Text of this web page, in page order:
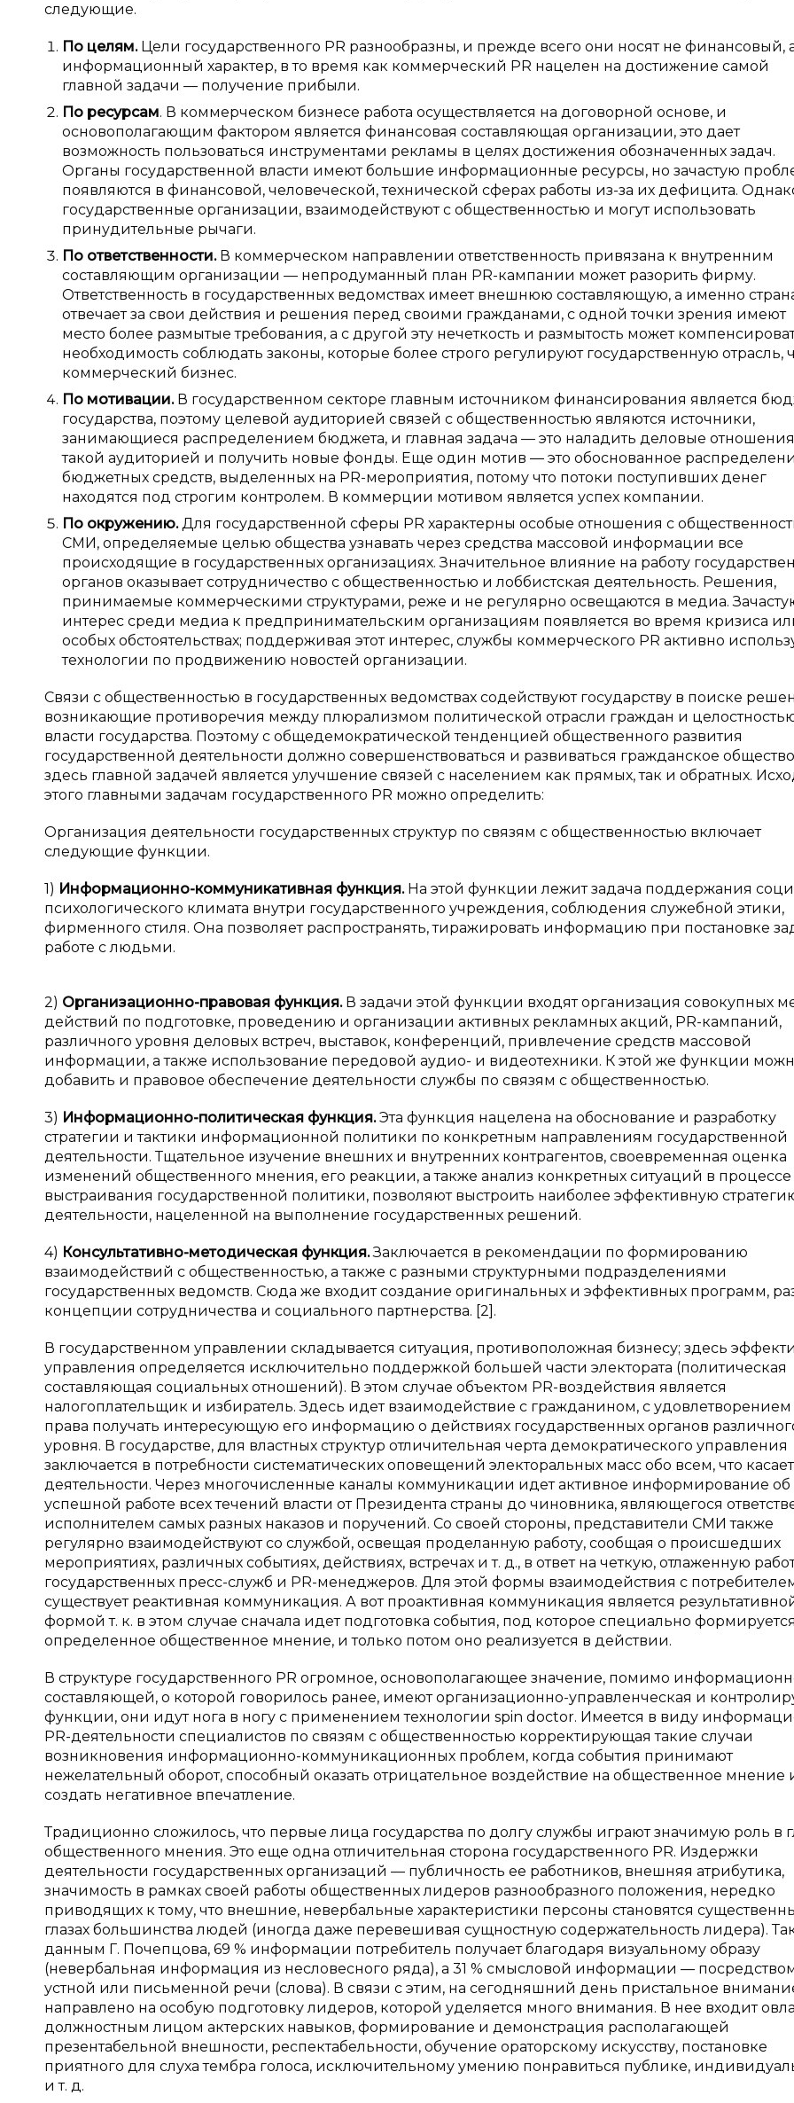
следующие.
По целям.Цели государственного PR разнообразны, и прежде всего они носят не финансовый,
информационный характер, в то время как коммерческий PR нацелен на достижение самой
главной задачи — получение прибыли.
По ресурсам. В коммерческом бизнесе работа осуществляется на договорной основе, и
основополагающим фактором является финансовая составляющая организации, это дает
возможность пользоваться инструментами рекламы в целях достижения обозначенных задач.
Органы государственной власти имеют большие информационные ресурсы, но зачастую
появляются в финансовой, человеческой, технической сферах работы из-за их дефицита.
государственные организации, взаимодействуют с общественностью и могут использовать
принудительные рычаги.
По ответственности.В коммерческом направлении ответственность привязана к внутренним
составляющим организации — непродуманный план PR-кампании может разорить фирму.
Ответственность в государственных ведомствах имеет внешнюю составляющую, а именно
отвечает за свои действия и решения перед своими гражданами, с одной точки зрения имеют
место более размытые требования, а с другой эту нечеткость и размытость может
необходимость соблюдать законы, которые более строго регулируют государственную отрасль,
коммерческий бизнес.
По мотивации.В государственном секторе главным источником финансирования является
государства, поэтому целевой аудиторией связей с общественностью являются источники,
занимающиеся распределением бюджета, и главная задача — это наладить деловые
такой аудиторией и получить новые фонды. Еще один мотив — это обоснованное
бюджетных средств, выделенных на PR-мероприятия, потому что потоки поступивших денег
находятся под строгим контролем. В коммерции мотивом является успех компании.
По окружению.Для государственной сферы PR характерны особые отношения с
СМИ, определяемые целью общества узнавать через средства массовой информации все
происходящие в государственных организациях. Значительное влияние на работу
органов оказывает сотрудничество с общественностью и лоббистская деятельность. Решения,
принимаемые коммерческими структурами, реже и не регулярно освещаются в медиа.
интерес среди медиа к предпринимательским организациям появляется во время кризиса
особых обстоятельствах; поддерживая этот интерес, службы коммерческого PR активно
технологии по продвижению новостей организации.
Связи с общественностью в государственных ведомствах содействуют государству в поиске
возникающие противоречия между плюрализмом политической отрасли граждан и
власти государства. Поэтому с общедемократической тенденцией общественного развития
государственной деятельности должно совершенствоваться и развиваться гражданское
здесь главной задачей является улучшение связей с населением как прямых, так и обратных.
этого главными задачам государственного PR можно определить:
Организация деятельности государственных структур по связям с общественностью включает
следующие функции.
1) Информационно-коммуникативная функция.На этой функции лежит задача поддержания
психологического климата внутри государственного учреждения, соблюдения служебной этики,
фирменного стиля. Она позволяет распространять, тиражировать информацию при постановке
работе с людьми.
2) Организационно-правовая функция.В задачи этой функции входят организация совокупных
действий по подготовке, проведению и организации активных рекламных акций, PR-кампаний,
различного уровня деловых встреч, выставок, конференций, привлечение средств массовой
информации, а также использование передовой аудио- и видеотехники. К этой же функции
добавить и правовое обеспечение деятельности службы по связям с общественностью.
3) Информационно-политическая функция.Эта функция нацелена на обоснование и разработку
стратегии и тактики информационной политики по конкретным направлениям государственной
деятельности. Тщательное изучение внешних и внутренних контрагентов, своевременная оценка
изменений общественного мнения, его реакции, а также анализ конкретных ситуаций в процессе
выстраивания государственной политики, позволяют выстроить наиболее эффективную
деятельности, нацеленной на выполнение государственных решений.
4) Консультативно-методическая функция.Заключается в рекомендации по формированию
взаимодействий с общественностью, а также с разными структурными подразделениями
государственных ведомств. Сюда же входит создание оригинальных и эффективных программ,
концепции сотрудничества и социального партнерства. [2].
В государственном управлении складывается ситуация, противоположная бизнесу; здесь
управления определяется исключительно поддержкой большей части электората (политическая
составляющая социальных отношений). В этом случае объектом PR-воздействия является
налогоплательщик и избиратель. Здесь идет взаимодействие с гражданином, с удовлетворением
права получать интересующую его информацию о действиях государственных органов
уровня. В государстве, для властных структур отличительная черта демократического управления
заключается в потребности систематических оповещений электоральных масс обо всем, что
деятельности. Через многочисленные каналы коммуникации идет активное информирование об
успешной работе всех течений власти от Президента страны до чиновника, являющегося
исполнителем самых разных наказов и поручений. Со своей стороны, представители СМИ также
регулярно взаимодействуют со службой, освещая проделанную работу, сообщая о происшедших
мероприятиях, различных событиях, действиях, встречах и т. д., в ответ на четкую, отлаженную
государственных пресс-служб и PR-менеджеров. Для этой формы взаимодействия с
существует реактивная коммуникация. А вот проактивная коммуникация является
формой т. к. в этом случае сначала идет подготовка события, под которое специально формируется
определенное общественное мнение, и только потом оно реализуется в действии.
В структуре государственного PR огромное, основополагающее значение, помимо
составляющей, о которой говорилось ранее, имеют организационно-управленческая и
функции, они идут нога в ногу с применением технологии spin doctor. Имеется в виду
PR-деятельности специалистов по связям с общественностью корректирующая такие случаи
возникновения информационно-коммуникационных проблем, когда события принимают
нежелательный оборот, способный оказать отрицательное воздействие на общественное мнение
создать негативное впечатление.
Традиционно сложилось, что первые лица государства по долгу службы играют значимую роль в
общественного мнения. Это еще одна отличительная сторона государственного PR. Издержки
деятельности государственных организаций — публичность ее работников, внешняя атрибутика,
значимость в рамках своей работы общественных лидеров разнообразного положения, нередко
приводящих к тому, что внешние, невербальные характеристики персоны становятся
глазах большинства людей (иногда даже перевешивая сущностную содержательность лидера).
данным Г. Почепцова, 69 % информации потребитель получает благодаря визуальному образу
(невербальная информация из несловесного ряда), а 31 % смысловой информации —
устной или письменной речи (слова). В связи с этим, на сегодняшний день пристальное
направлено на особую подготовку лидеров, которой уделяется много внимания. В нее входит
должностным лицом актерских навыков, формирование и демонстрация располагающей
презентабельной внешности, респектабельности, обучение ораторскому искусству, постановке
приятного для слуха тембра голоса, исключительному умению понравиться публике,
и т. д.